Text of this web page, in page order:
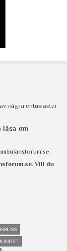
några entusiaster
läsa om
.
. Vill du